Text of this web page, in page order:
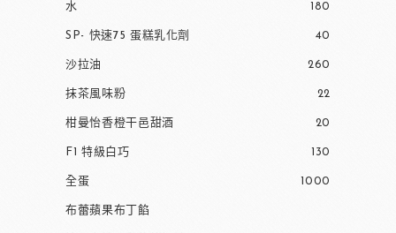
水 180
SP- 快速75 蛋糕乳化劑 40
沙拉油 260
抹茶風味粉 22
柑曼怡香橙干邑甜酒 20
F1 特級白巧 130
全蛋 1000
布蕾蘋果布丁餡